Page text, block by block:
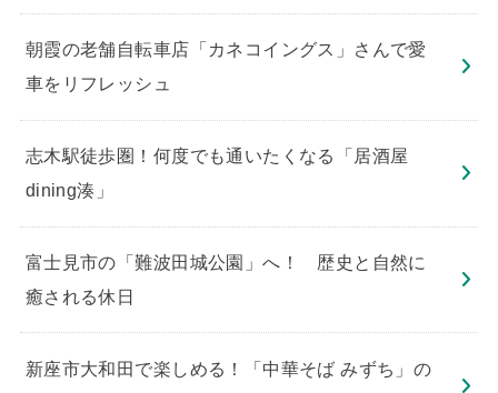
朝霞の老舗自転車店「カネコイングス」さんで愛
車をリフレッシュ
志木駅徒歩圏！何度でも通いたくなる「居酒屋
dining湊」
​富士見市の「難波田城公園」へ！ 歴史と自然に
癒される休日
新座市大和田で楽しめる！「中華そば みずち」の